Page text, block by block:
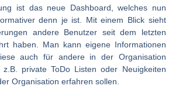
ist das neue Dashboard, welches nun
denn je ist. Mit einem Blick sieht
andere Benutzer seit dem letzten
haben. Man kann eigene Informationen
auch für andere in der Organisation
z.B. private ToDo Listen oder Neuigkeiten
Organisation erfahren sollen.